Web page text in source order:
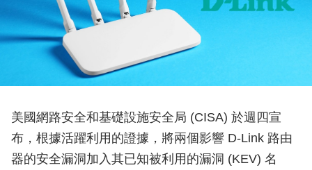
美國網路安全和基礎設施安全局 (CISA) 於週四宣
布，根據活躍利用的證據，將兩個影響 D-Link 路由
器的安全漏洞加入其已知被利用的漏洞 (KEV) 名